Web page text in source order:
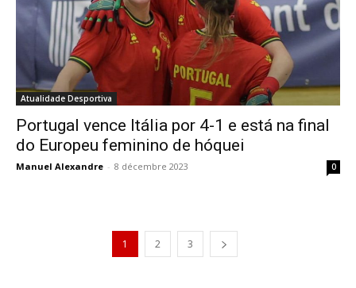
Atualidade Desportiva
Portugal vence Itália por 4-1 e está na final
do Europeu feminino de hóquei
Manuel Alexandre - 8 décembre 2023 0
1 2 3